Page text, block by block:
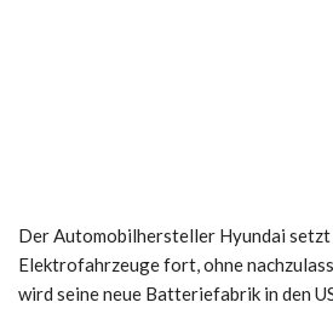
Der Automobilhersteller Hyundai
Elektrofahrzeuge fort, ohne
wird seine neue Batteriefabrik in den